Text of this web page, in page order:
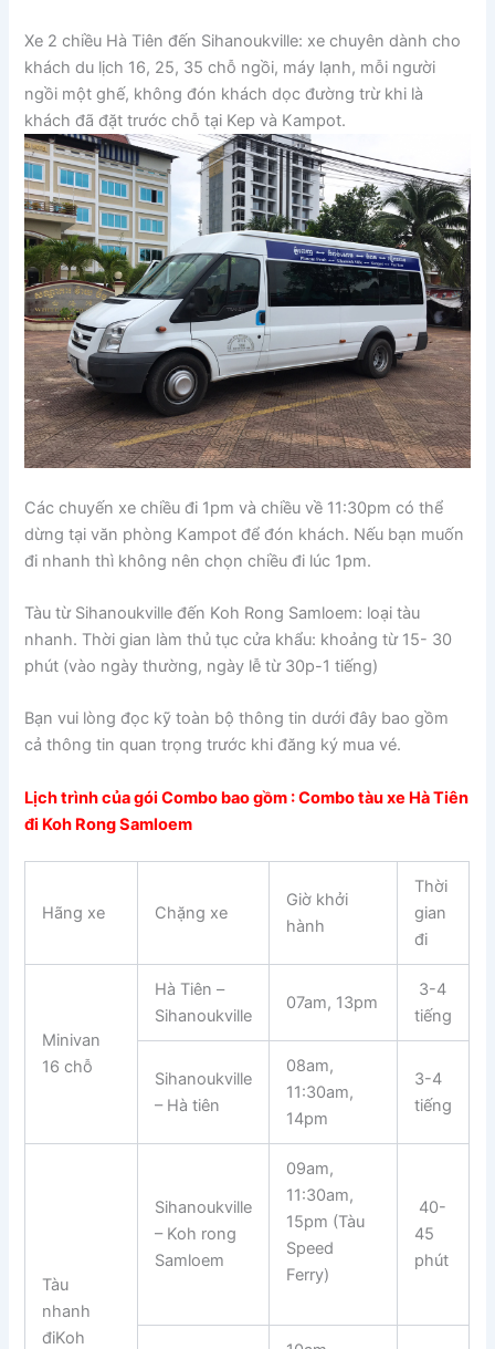
Xe 2 chiều Hà Tiên đến Sihanoukville: xe chuyên dành cho
khách du lịch 16, 25, 35 chỗ ngồi, máy lạnh, mỗi người
ngồi một ghế, không đón khách dọc đường trừ khi là
khách đã đặt trước chỗ tại Kep và Kampot.
Các chuyến xe chiều đi 1pm và chiều về 11:30pm có thể
dừng tại văn phòng Kampot để đón khách. Nếu bạn muốn
đi nhanh thì không nên chọn chiều đi lúc 1pm.
Tàu từ Sihanoukville đến Koh Rong Samloem: loại tàu
nhanh. Thời gian làm thủ tục cửa khẩu: khoảng từ 15- 30
phút (vào ngày thường, ngày lễ từ 30p-1 tiếng)
Bạn vui lòng đọc kỹ toàn bộ thông tin dưới đây bao gồm
cả thông tin quan trọng trước khi đăng ký mua vé.
Lịch trình của gói Combo bao gồm : Combo tàu xe Hà Tiên
đi Koh Rong Samloem
Hãng xe Chặng xe
Giờ khởi
hành
Thời
gian
đi
Minivan
16 chỗ
Hà Tiên –
Sihanoukville
07am, 13pm
3-4
tiếng
Sihanoukville
– Hà tiên
08am,
11:30am,
14pm
3-4
tiếng
Tàu
nhanh
điKoh
Sihanoukville
– Koh rong
Samloem
09am,
11:30am,
15pm (Tàu
Speed
Ferry)
40-
45
phút